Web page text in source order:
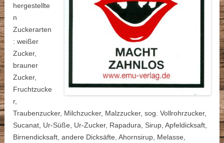
hergestellte
n
Zuckerarten
: weißer
Zucker,
brauner
Zucker,
Fruchtzucke
r,
Traubenzucker, Milchzucker, Malzzucker, sog. Vollrohrzucker,
Sucanat, Ur-Süße, Ur-Zucker, Rapadura, Sirup, Apfeldicksaft,
Birnendicksaft, andere Dicksäfte, Ahornsirup, Melasse,